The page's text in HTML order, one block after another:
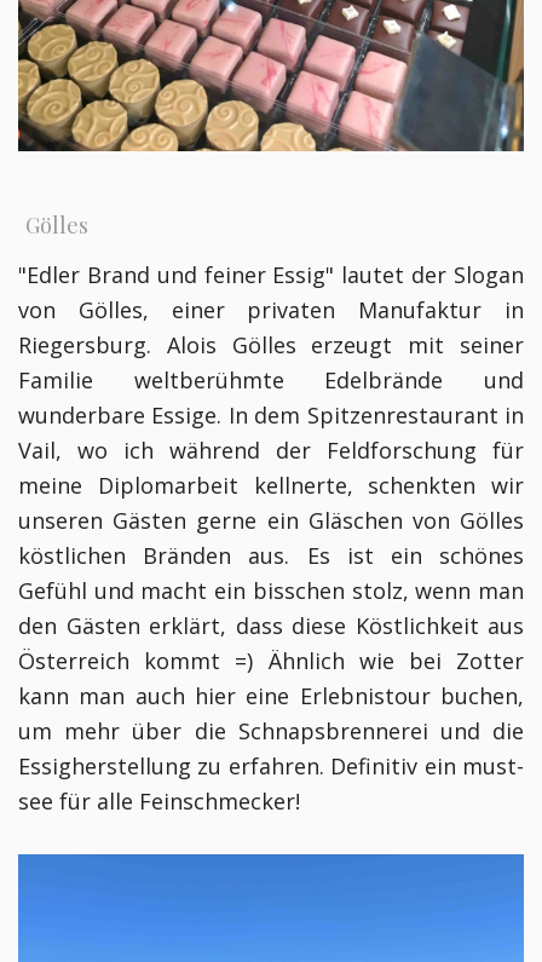
Gölles
"Edler Brand und feiner Essig" lautet der Slogan
von Gölles, einer privaten Manufaktur in
Riegersburg. Alois Gölles erzeugt mit seiner
Familie weltberühmte Edelbrände und
wunderbare Essige. In dem Spitzenrestaurant in
Vail, wo ich während der Feldforschung für
meine Diplomarbeit kellnerte, schenkten wir
unseren Gästen gerne ein Gläschen von Gölles
köstlichen Bränden aus. Es ist ein schönes
Gefühl und macht ein bisschen stolz, wenn man
den Gästen erklärt, dass diese Köstlichkeit aus
Österreich kommt =) Ähnlich wie bei Zotter
kann man auch hier eine Erlebnistour buchen,
um mehr über die Schnapsbrennerei und die
Essigherstellung zu erfahren. Definitiv ein must-
see für alle Feinschmecker!